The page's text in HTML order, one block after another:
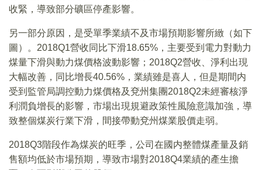
收緊，導致部分礦區停產影響。
另一部分原因，是受單季業績不及市場預期影響所緻（如下
圖）。2018Q1營收同比下滑18.65%，主要受到電力對動力
煤量下滑與動力煤價格波動影響；2018Q2營收、淨利出現
大幅改善，同比增長40.56%，業績雖是喜人，但是期間内
受到監管局調控動力煤價格及兗州集團2018Q2未經審核淨
利潤負增長的影響，市場出現規避政策性風險意識加強，導
致整個煤炭行業下滑，間接帶動兗州煤業股價走弱。
2018Q3階段作為煤炭的旺季，公司在國内整體煤產量及銷
售額均低於市場預期，導致市場對2018Q4業績的產生擔